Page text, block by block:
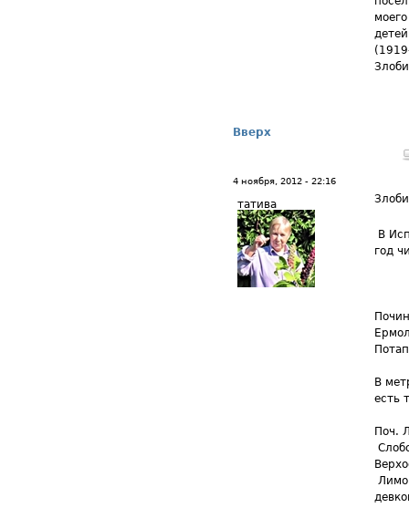
Вверх
4 ноября, 2012 - 22:16
татива
В
год
В
есть
Поч.